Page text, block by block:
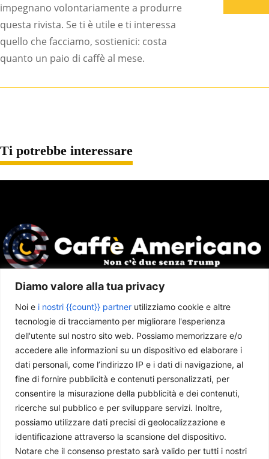
Diamo valore alla tua privacy
Noi e i nostri {{count}} partner utilizziamo cookie e altre
tecnologie di tracciamento per migliorare l'esperienza
dell'utente sul nostro sito web. Possiamo memorizzare e/o
accedere alle informazioni su un dispositivo ed elaborare i
dati personali, come l’indirizzo IP e i dati di navigazione, al
fine di fornire pubblicità e contenuti personalizzati, per
consentire la misurazione della pubblicità e dei contenuti,
ricerche sul pubblico e per sviluppare servizi. Inoltre,
possiamo utilizzare dati precisi di geolocalizzazione e
identificazione attraverso la scansione del dispositivo.
Notare che il consenso prestato sarà valido per tutti i nostri
impegnano volontariamente a produrre
questa rivista. Se ti è utile e ti interessa
quello che facciamo, sostienici: costa
quanto un paio di caffè al mese.
Ti potrebbe interessare
The art of raw deal
Emiliano Battisti - 19 Giugno 2026